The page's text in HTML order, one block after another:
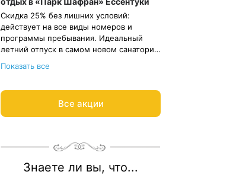
Скидка 25% без лишних условий:
действует на все виды номеров и
программы пребывания. Идеальный
летний отпуск в самом новом санатории
Ессентуков и Кавминвод. Всё включено:
5 минут до парка, номера отельного
стол» ресторанного уровня, бассейн и
хаммам, программа развлечений,
детская комната.
Всего 111 номеров. Успейте
забронировать заранее.
пройти в периоды: 1 июня – 30 августа
Рассчитаем цену со скидкой и
Показать все
Все акции
Знаете ли вы, что...